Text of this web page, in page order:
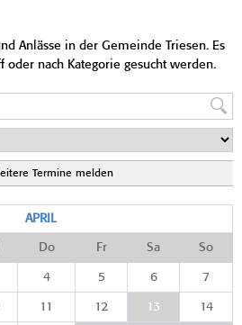
Anlässe in der Gemeinde Triesen. Es
oder nach Kategorie gesucht werden.
Termine melden
APRIL
Do Fr Sa So
4 5 6 7
11 12 13 14